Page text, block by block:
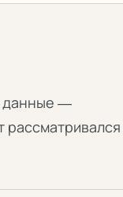
данные —